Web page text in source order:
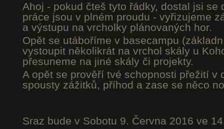
Ahoj - pokud čteš tyto řádky, dostal jsi se
práce jsou v plném proudu - vyřizujeme
a výstupu na vrcholky plánovaných hor.
Opět se utáboříme v basecampu
vystoupit několikrát na vrchol skály u
přesuneme na jiné skály či projekty.
A opět se prověří tvé schopnosti přežití v
spousty zážitků, příhod a zase se něco
Sraz bude v Sobotu 9. Června 2016 ve